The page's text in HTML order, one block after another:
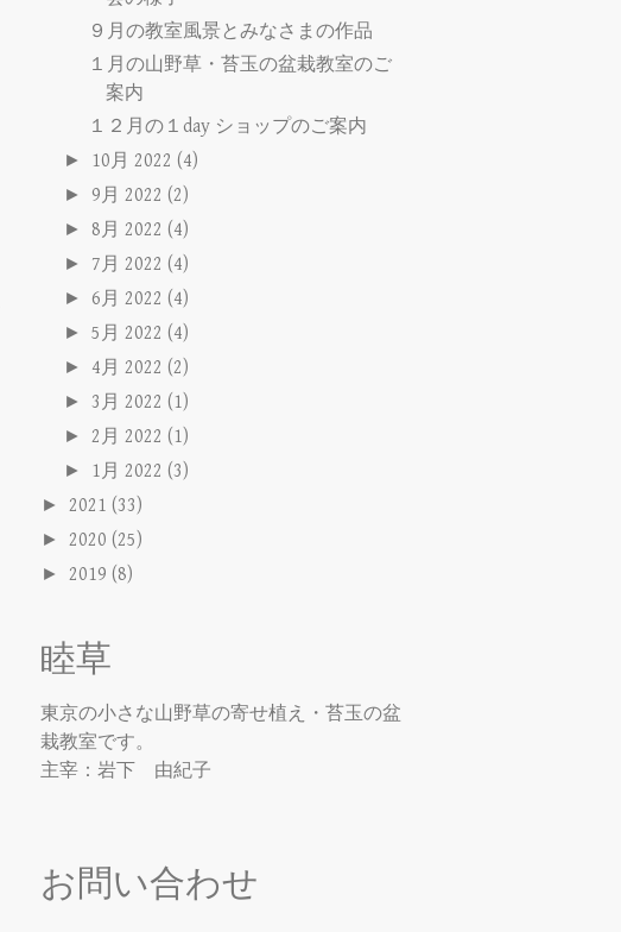
９月の教室風景とみなさまの作品
１月の山野草・苔玉の盆栽教室のご
案内
１２月の１day ショップのご案内
► 10月 2022 (4)
► 9月 2022 (2)
► 8月 2022 (4)
► 7月 2022 (4)
►6月 2022 (4)
►5月 2022 (4)
► 4月 2022 (2)
►3月 2022 (1)
► 2月 2022 (1)
► 1月 2022 (3)
► 2021 (33)
► 2020 (25)
► 2019 (8)
睦草
東京の小さな山野草の寄せ植え・苔玉の盆
栽教室です。
主宰：岩下 由紀子
お問い合わせ